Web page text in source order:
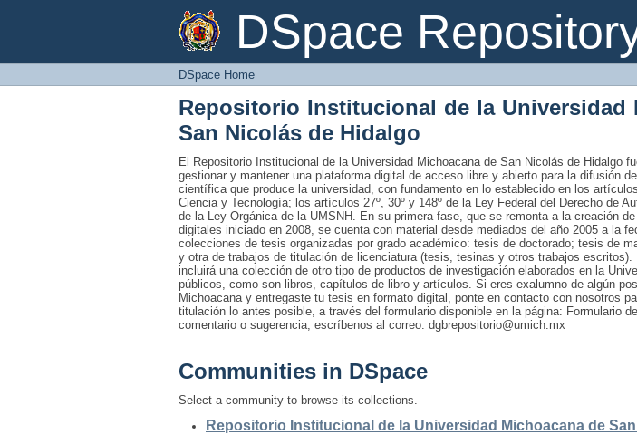
DSpace
DSpace Home
DSpace Home
Repositorio Institucional de la Universidad
San Nicolás de Hidalgo
El Repositorio Institucional de la Universidad Michoacana de San Nicolás de Hidalgo
gestionar y mantener una plataforma digital de acceso libre y abierto para la difusión
científica que produce la universidad, con fundamento en lo establecido en los
Ciencia y Tecnología; los artículos 27º, 30º y 148º de la Ley Federal del Derecho de
de la Ley Orgánica de la UMSNH. En su primera fase, que se remonta a la creación
digitales iniciado en 2008, se cuenta con material desde mediados del año 2005 a la
colecciones de tesis organizadas por grado académico: tesis de doctorado; tesis de
y otra de trabajos de titulación de licenciatura (tesis, tesinas y otros trabajos escritos).
incluirá una colección de otro tipo de productos de investigación elaborados en la
públicos, como son libros, capítulos de libro y artículos. Si eres exalumno de algún
Michoacana y entregaste tu tesis en formato digital, ponte en contacto con nosotros
titulación lo antes posible, a través del formulario disponible en la página: Formulario
comentario o sugerencia, escríbenos al correo: dgbrepositorio@umich.mx
Communities in DSpace
Select a community to browse its collections.
Repositorio Institucional de la Universidad Michoacana de